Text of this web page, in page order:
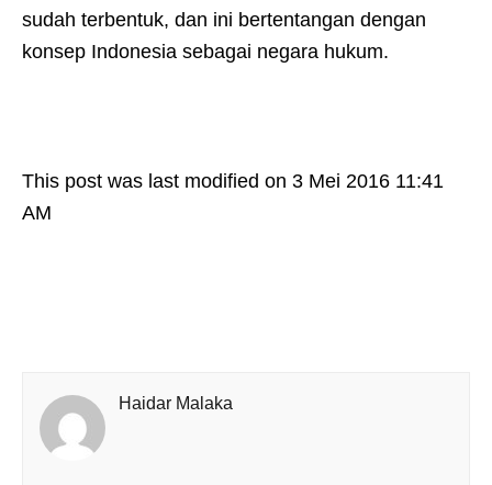
sudah terbentuk, dan ini bertentangan dengan
konsep Indonesia sebagai negara hukum.
This post was last modified on 3 Mei 2016 11:41
AM
Haidar Malaka